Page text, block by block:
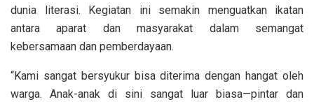
dunia literasi. Kegiatan ini semakin menguatkan ikatan
antara aparat dan masyarakat dalam semangat
kebersamaan dan pemberdayaan.
“Kami sangat bersyukur bisa diterima dengan hangat oleh
warga. Anak-anak di sini sangat luar biasa—pintar dan